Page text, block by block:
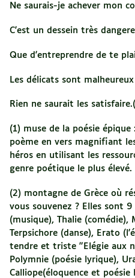
Ne saurais-je achever mon
C'est un dessein très
Que d'entreprendre de te
Les délicats sont
Rien ne saurait les
(1) muse de la poésie
poème en vers magnifiant
héros en utilisant les
genre poétique le plus élevé.
(2) montagne de Grèce où
vous souvenez ? Elles sont
(musique), Thalie (comédie),
Terpsichore (danse), Erato
tendre et triste "Elégie aux
Polymnie (poésie lyrique),
Calliope(éloquence et